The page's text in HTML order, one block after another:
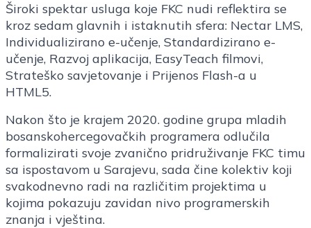
Široki spektar usluga koje FKC nudi reflektira se
kroz sedam glavnih i istaknutih sfera: Nectar LMS,
Individualizirano e-učenje, Standardizirano e-
učenje, Razvoj aplikacija, EasyTeach filmovi,
Strateško savjetovanje i Prijenos Flash-a u
HTML5.
Nakon što je krajem 2020. godine grupa mladih
bosanskohercegovačkih programera odlučila
formalizirati svoje zvanično pridruživanje FKC timu
sa ispostavom u Sarajevu, sada čine kolektiv koji
svakodnevno radi na različitim projektima u
kojima pokazuju zavidan nivo programerskih
znanja i vještina.